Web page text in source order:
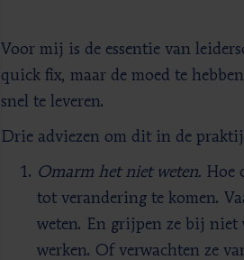
Voor mij is de essentie van
quick fix, maar de moed te
snel te leveren.
Drie adviezen om dit in de
Omarm het niet weten. Hoe
tot verandering te komen.
weten. En grijpen ze bij niet
werken. Of verwachten ze